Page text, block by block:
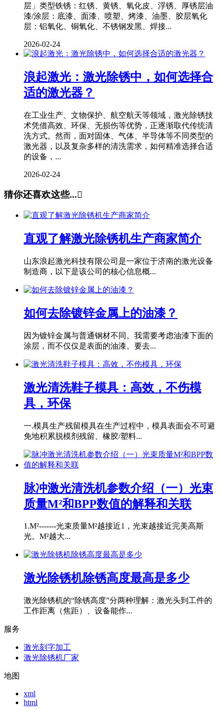
层」类型铁锈：红锈、黄锈、氧化皮、浮锈、厚锈层油
漆/涂层：底漆、面漆、喷塑、烤漆、油墨、胶层氧化
层：铝氧化、铜氧化、不锈钢发黑、焊接...
2026-02-24
浪起激光：激光除锈中，如何选择合
适的激光器？
在工业生产、文物保护、航空航天等领域，激光除锈技
术凭借高效、环保、无损伤等优势，正逐渐取代传统清
洗方式。然而，面对固体、气体、半导体等不同类型的
激光器，以及复杂多样的清洗需求，如何精准选择合适
的设备，...
2026-02-24
猜你还喜欢这些...
直观了解激光除锈机生产商家简介
山东浪起激光科技有限公司是一家位于济南的激光设备
制造商，以下是该公司的核心信息概...
如何去除镀锌金属上的油漆？
因为镀锌金属与普通钢材不同。我需要考虑油漆下面的
涂层，而不仅仅是表面的油漆。要去...
激光清洗鞋子模具：高效，不伤模
具，环保
一.模具生产残留模具在生产过程中，模具表面会不可避
免地积累脱模剂残留、橡胶/塑料...
脉冲激光清洗机参数介绍（一）光束
质量M²和BPP数值的解释和关联
1.M²-------光束质量M²越接近1，光束越接近完美高斯
光。M²越大...
激光除锈机除锈高度最高是多少
激光除锈机的“除锈高度”分两种理解：激光头到工件的
工作距离（焦距）、设备能作...
服务
激光刻字加工
激光除锈机厂家
地图
xml
html